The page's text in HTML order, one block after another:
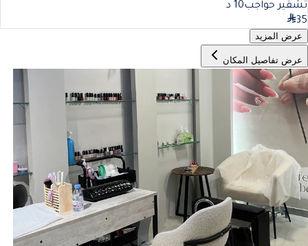
تشقير حواجب10 د
35
عرض المزيد
عرض تفاصيل المكان